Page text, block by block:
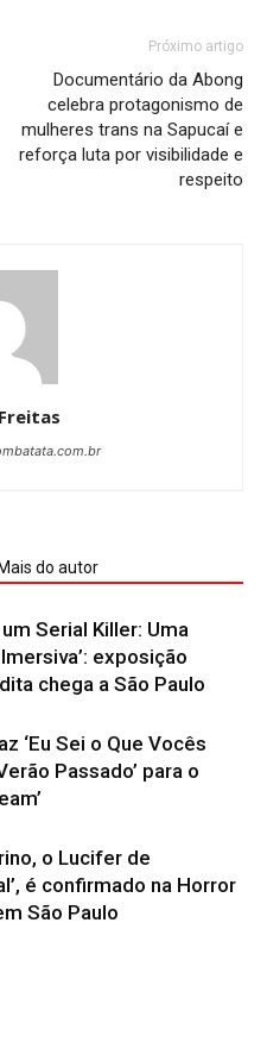
Próximo artigo
Documentário da Abong
celebra protagonismo de
mulheres trans na Sapucaí e
reforça luta por visibilidade e
respeito
do autor
Serial Killer: Uma
exposição
chega a São Paulo
‘Eu Sei o Que Vocês
Passado’ para o
o Lucifer de
é confirmado na Horror
São Paulo